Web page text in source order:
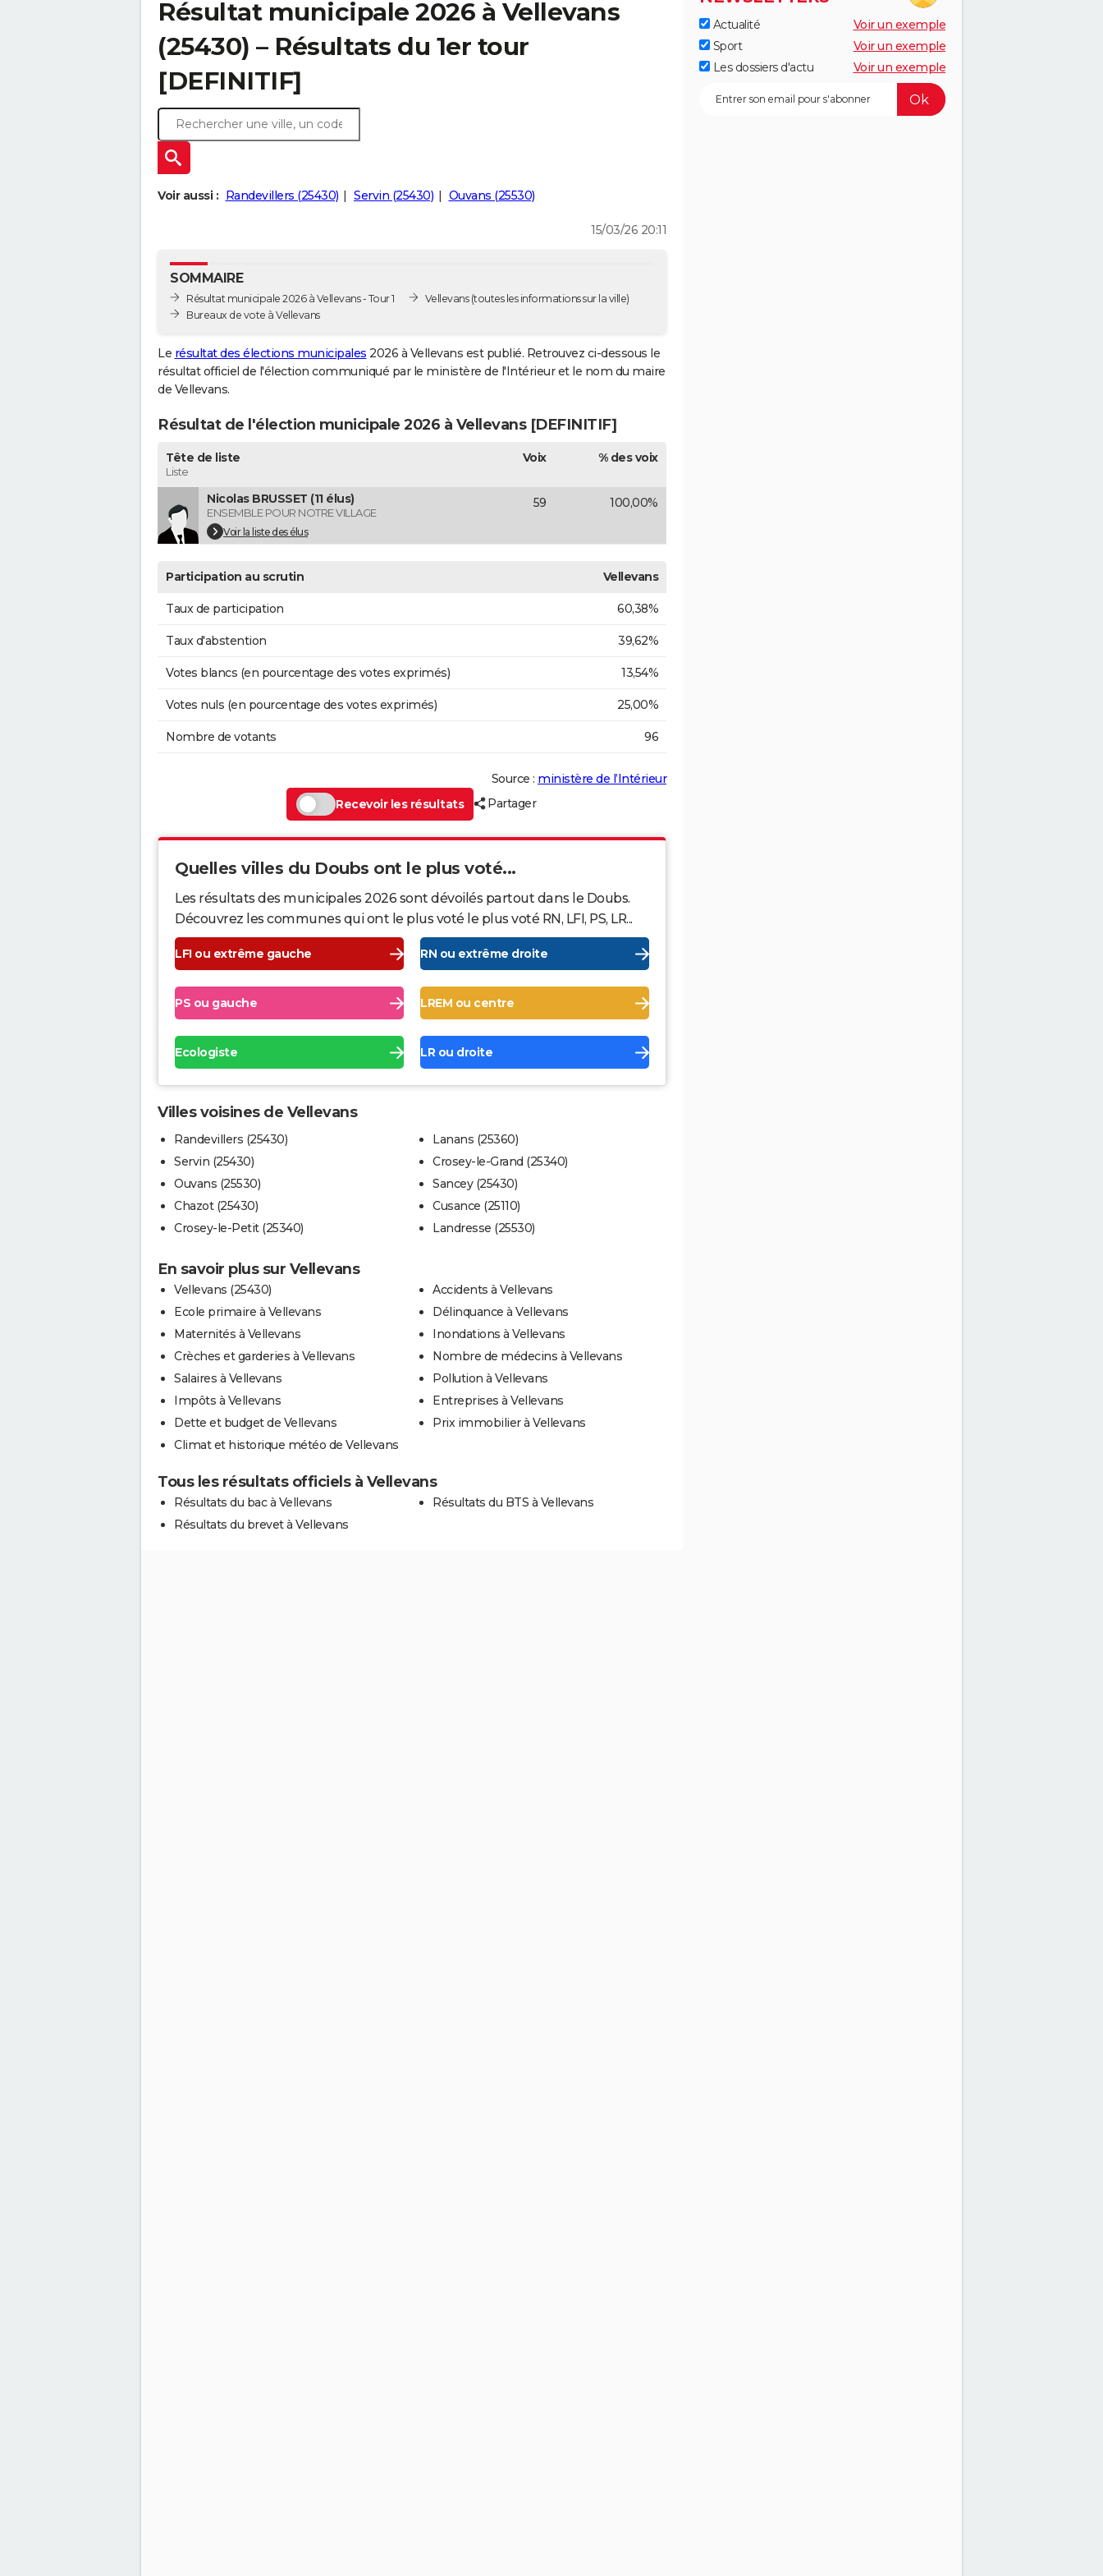
Résultat municipale 2026 à Vellevans
(25430) – Résultats du 1er tour
[DEFINITIF]
Voir aussi : Randevillers (25430) Servin (25430) Ouvans (25530)
15/03/26 20:11
SOMMAIRE
Résultat municipale 2026 à Vellevans - Tour 1
Bureaux de vote à Vellevans
Vellevans(toutes les informations sur la ville)
Le résultat des élections municipales 2026 à Vellevans est publié. Retrouvez ci-dessous le
résultat officiel de l'élection communiqué par le ministère de l'Intérieur et le nom du maire
de Vellevans.
Résultat de l'élection municipale 2026 à Vellevans [DEFINITIF]
Tête de liste
Liste
Voix % des voix
Nicolas BRUSSET (11 élus)
ENSEMBLE POUR NOTRE VILLAGE
Voir la liste des élus
59 100,00%
Participation au scrutin Vellevans
Taux de participation 60,38%
Taux d'abstention 39,62%
Votes blancs (en pourcentage des votes exprimés) 13,54%
Votes nuls (en pourcentage des votes exprimés) 25,00%
Nombre de votants 96
Source : ministère de l’Intérieur
Recevoir les résultats
Partager
Quelles villes du Doubs ont le plus voté...
Les résultats des municipales 2026 sont dévoilés partout dans le Doubs.
Découvrez les communes qui ont le plus voté le plus voté RN, LFI, PS, LR...
LFI ou extrême gauche RN ou extrême droite
PS ou gauche LREM ou centre
Ecologiste LR ou droite
Villes voisines de Vellevans
Randevillers (25430)
Servin (25430)
Ouvans (25530)
Chazot (25430)
Crosey-le-Petit (25340)
Lanans (25360)
Crosey-le-Grand (25340)
Sancey (25430)
Cusance (25110)
Landresse (25530)
En savoir plus sur Vellevans
Vellevans (25430)
Ecole primaire à Vellevans
Maternités à Vellevans
Crèches et garderies à Vellevans
Salaires à Vellevans
Impôts à Vellevans
Dette et budget de Vellevans
Climat et historique météo de Vellevans
Accidents à Vellevans
Délinquance à Vellevans
Inondations à Vellevans
Nombre de médecins à Vellevans
Pollution à Vellevans
Entreprises à Vellevans
Prix immobilier à Vellevans
Tous les résultats officiels à Vellevans
Résultats du bac à Vellevans
Résultats du brevet à Vellevans
Résultats du BTS à Vellevans
Actualité
Voir un exemple
Sport
Voir un exemple
Les dossiers d'actu
Voir un exemple